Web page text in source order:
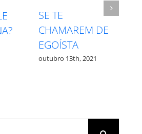
INTUIÇÃO X
MEDO – QUAL É
outubro 12th, 2021